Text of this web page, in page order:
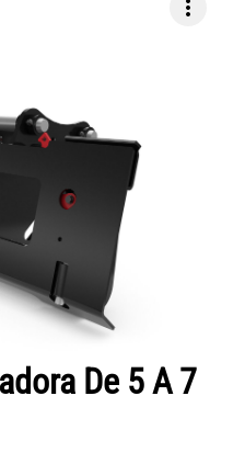
more_vert
De 5 A 7